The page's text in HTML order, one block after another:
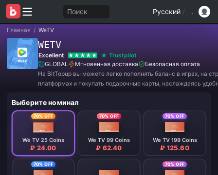
Поиск Русский /
Главная / WeTV
WETV
Excellent
Trustpilot
GLOBAL
Мгновенная доставка
Безопасная оплата
На BitTopup вы можете легко пополнять баланс в играх, на
платформах и покупать подарочные карты, наслаждаясь
Выберите номинал
70% OFF
We TV 25 Coins
₽ 24.00
70% OFF
We TV 99 Coins
₽ 62.40
70% OFF
We TV 199 Coins
₽ 125.60
70% OFF 70% OFF